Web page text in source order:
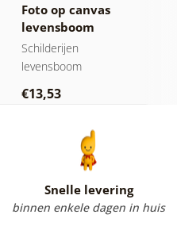
Foto op canvas
levensboom
gouden magie
Schilderijen
levensboom
€13,53
Snelle levering
binnen enkele dagen in huis